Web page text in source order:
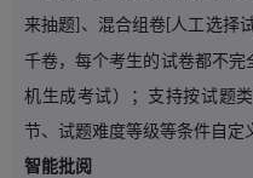
来抽题 、混合组卷 人工选择
千卷，每个考生的试卷都不
机生成考试）；支持按试题
节、试题难度等级等条件自定
智能批阅